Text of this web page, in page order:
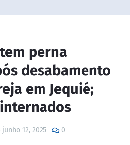
perna
desabamento
em Jequié;
junho 12, 2025 0